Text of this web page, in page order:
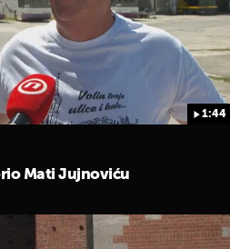
1:44
Mati Jujnoviću